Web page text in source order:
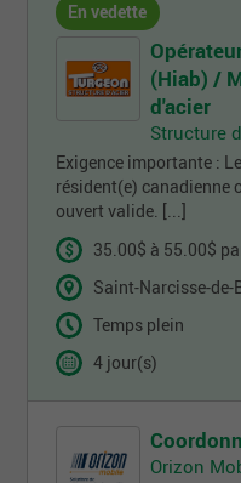
En vedette
(Hiab) /
d'acier
Structure
Exigence importante :
résident(e) canadienne
ouvert valide. [...]
35.00$ à 55.00$
Saint-Narcisse-de-
Temps plein
4 jour(s)
Orizon